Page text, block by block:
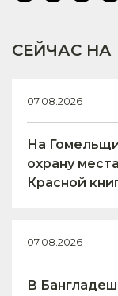
СЕЙЧАС НА
07.08.2026
На
охрану
Красной
07.08.2026
В